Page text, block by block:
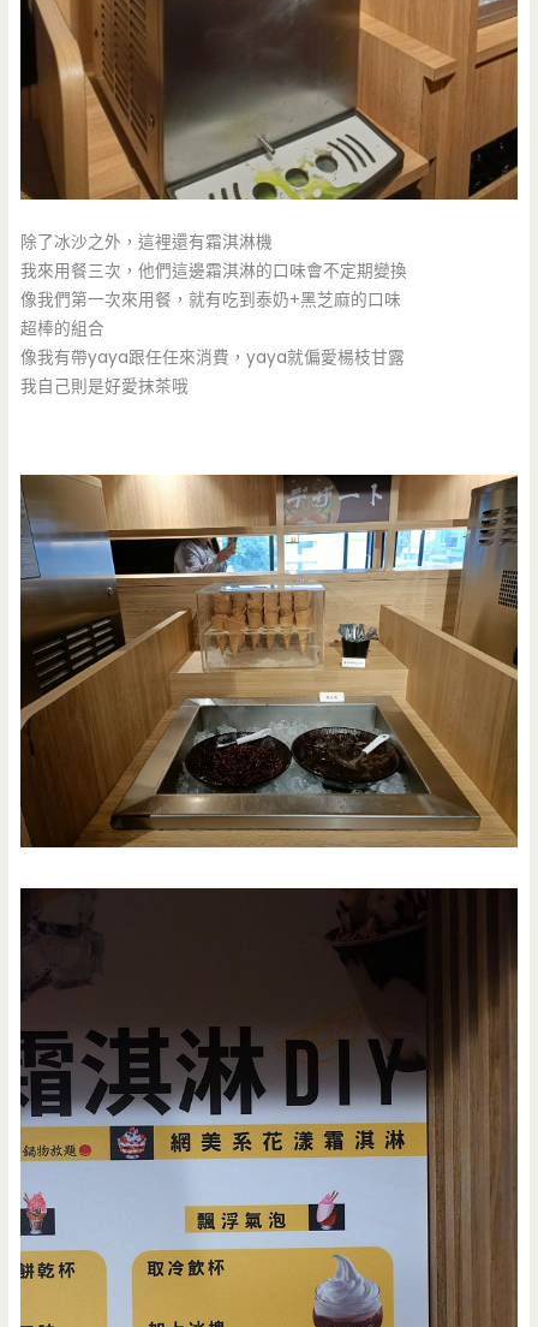
除了冰沙之外，這裡還有霜淇淋機
我來用餐三次，他們這邊霜淇淋的口味會不定期變換
像我們第一次來用餐，就有吃到泰奶+黑芝麻的口味
超棒的組合
像我有帶yaya跟任任來消費，yaya就偏愛楊枝甘露
我自己則是好愛抹茶哦